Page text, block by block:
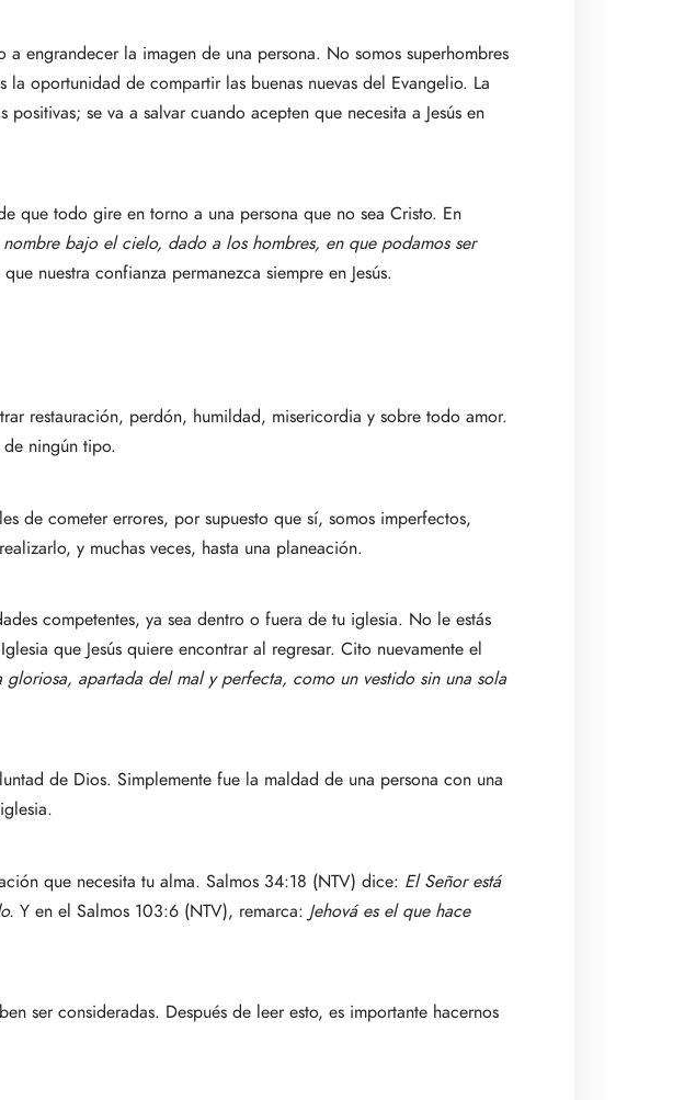
engrandecer la imagen de una persona. No somos superhombres
oportunidad de compartir las buenas nuevas del Evangelio. La
se va a salvar cuando acepten que necesita a Jesús en
que todo gire en torno a una persona que no sea Cristo. En
bajo el cielo, dado a los hombres, en que podamos ser
nuestra confianza permanezca siempre en Jesús.
restauración, perdón, humildad, misericordia y sobre todo amor.
ningún tipo.
de cometer errores, por supuesto que sí, somos imperfectos,
y muchas veces, hasta una planeación.
competentes, ya sea dentro o fuera de tu iglesia. No le estás
que Jesús quiere encontrar al regresar. Cito nuevamente el
apartada del mal y perfecta, como un vestido sin una sola
de Dios. Simplemente fue la maldad de una persona con una
que necesita tu alma. Salmos 34:18 (NTV) dice: El Señor está
Y en el Salmos 103:6 (NTV), remarca: Jehová es el que hace
ser consideradas. Después de leer esto, es importante hacernos